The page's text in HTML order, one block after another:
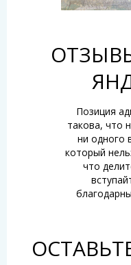
Позиция
такова, что
ни одного
который
что